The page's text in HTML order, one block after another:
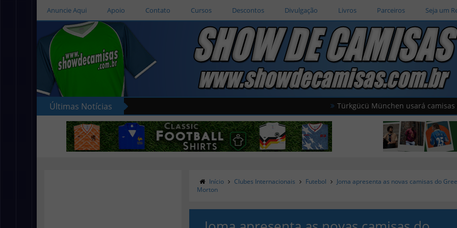
Anuncie Aqui Apoio Contato Cursos Descontos Divulgação Livros Parceiros Seja um
Últimas Notícias Türkgücü München usará camisas oficiais
Início Clubes Internacionais Futebol
Joma apresenta as novas camisas do
Morton